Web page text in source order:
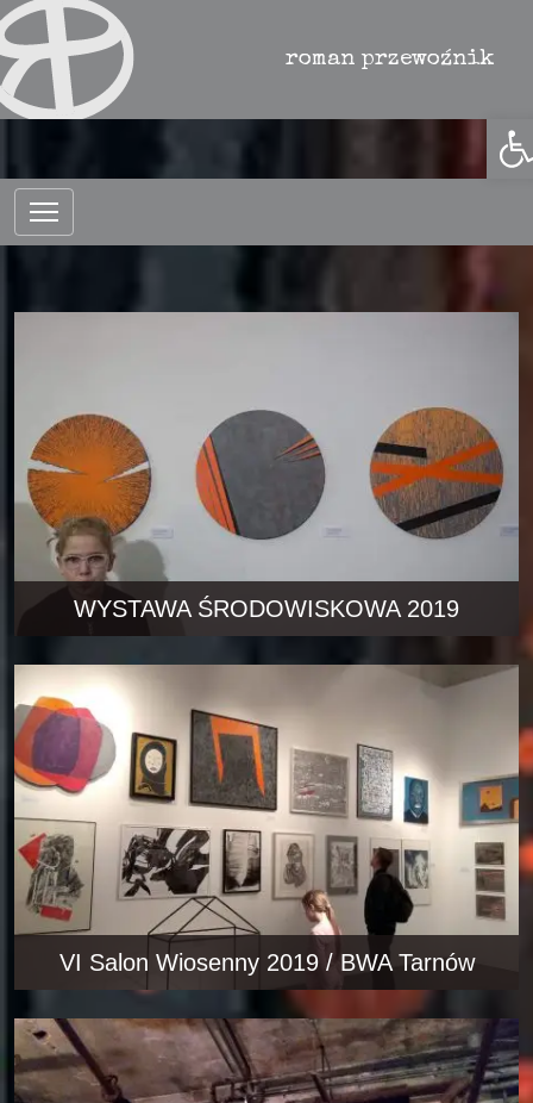
WYSTAWA ŚRODOWISKOWA 2019
VI Salon Wiosenny 2019 / BWA Tarnów